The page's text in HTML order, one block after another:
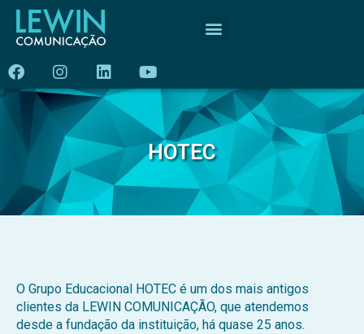
HOTEC
O Grupo Educacional HOTEC é um dos mais antigos
clientes da LEWIN COMUNICAÇÃO, que atendemos
desde a fundação da instituição, há quase 25 anos.